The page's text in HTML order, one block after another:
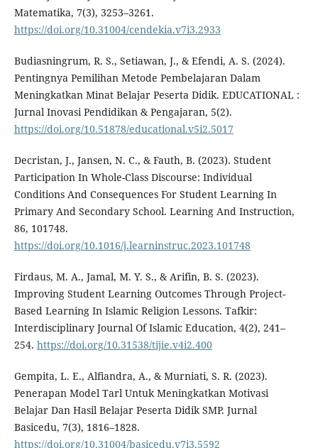
Matematika, 7(3), 3253–3261.
https://doi.org/10.31004/cendekia.v7i3.2933
Budiasningrum, R. S., Setiawan, J., & Efendi, A. S. (2024).
Pentingnya Pemilihan Metode Pembelajaran Dalam
Meningkatkan Minat Belajar Peserta Didik. EDUCATIONAL :
Jurnal Inovasi Pendidikan & Pengajaran, 5(2).
https://doi.org/10.51878/educational.v5i2.5017
Decristan, J., Jansen, N. C., & Fauth, B. (2023). Student
Participation In Whole-Class Discourse: Individual
Conditions And Consequences For Student Learning In
Primary And Secondary School. Learning And Instruction,
86, 101748.
https://doi.org/10.1016/j.learninstruc.2023.101748
Firdaus, M. A., Jamal, M. Y. S., & Arifin, B. S. (2023).
Improving Student Learning Outcomes Through Project-
Based Learning In Islamic Religion Lessons. Tafkir:
Interdisciplinary Journal Of Islamic Education, 4(2), 241–
254. https://doi.org/10.31538/tijie.v4i2.400
Gempita, L. E., Alfiandra, A., & Murniati, S. R. (2023).
Penerapan Model Tarl Untuk Meningkatkan Motivasi
Belajar Dan Hasil Belajar Peserta Didik SMP. Jurnal
Basicedu, 7(3), 1816–1828.
https://doi.org/10.31004/basicedu.v7i3.5592